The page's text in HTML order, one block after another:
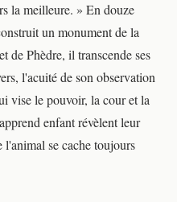
la meilleure. » En douze
un monument de la
de Phèdre, il transcende ses
l'acuité de son observation
vise le pouvoir, la cour et la
enfant révèlent leur
se cache toujours